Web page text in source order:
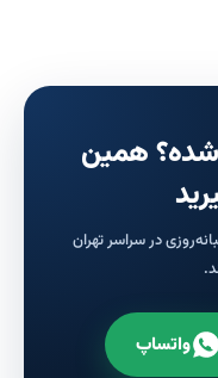
همین
امداد خودرو هیوندای ۷۲۴ شبانه‌روزی در سراسر تهران
واتساپ